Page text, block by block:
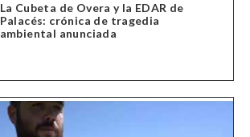
La Cubeta de Overa y la EDAR de
Palacés: crónica de tragedia
ambiental anunciada